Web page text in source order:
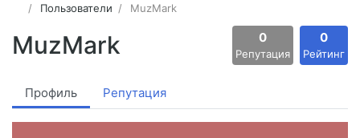
Пользователи MuzMark
MuzMark 0
Репутация
0
Рейтинг
Профиль Репутация